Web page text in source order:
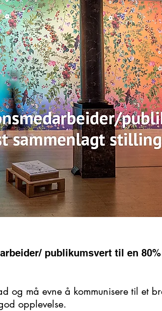
publikumsvert til en
og må evne å kommunisere til et
opplevelse.